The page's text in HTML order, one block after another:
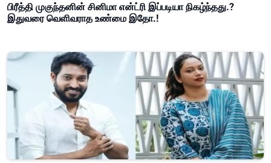
பிரீத்தி முகுந்தனின் சினிமா என்ட்ரி இப்படியா நிகழ்ந்தது.?
இதுவரை வெளிவராத உண்மை இதோ.!